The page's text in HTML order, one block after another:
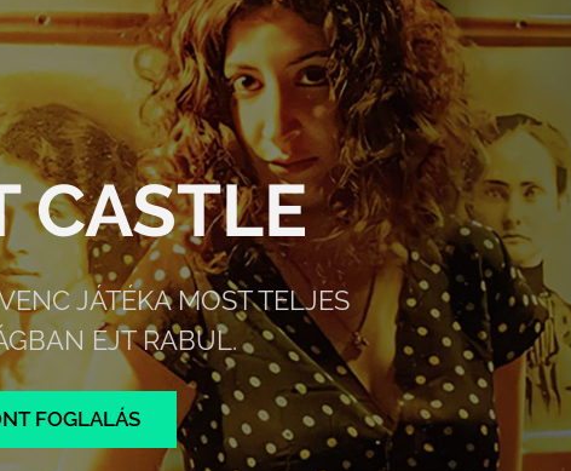
CASTLE
JÁTÉKA MOST TELJES
EJT RABUL.
FOGLALÁS